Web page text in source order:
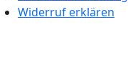
Widerruf erklären